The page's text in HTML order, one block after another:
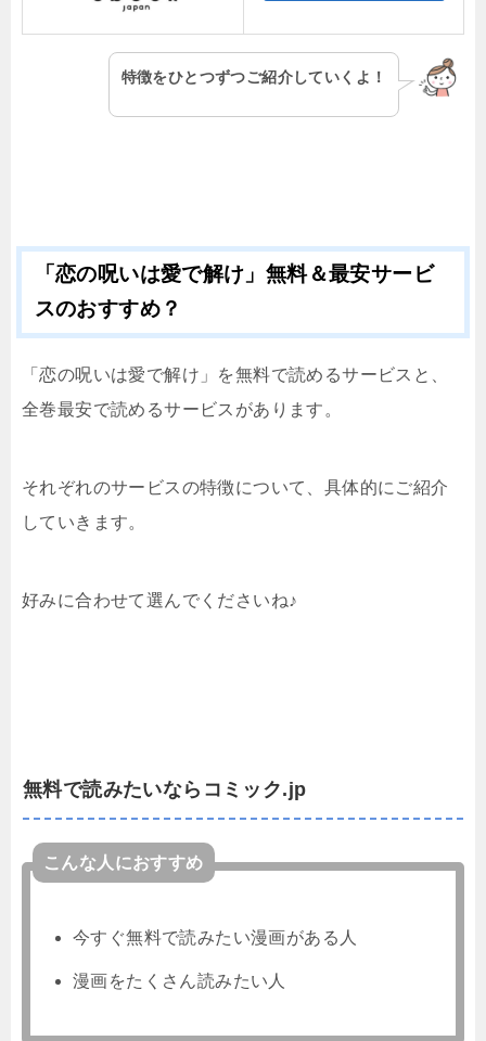
特徴をひとつずつご紹介していくよ！
「恋の呪いは愛で解け」無料＆最安サービ
スのおすすめ？
「恋の呪いは愛で解け」を無料で読めるサービスと、
全巻最安で読めるサービスがあります。
それぞれのサービスの特徴について、具体的にご紹介
していきます。
好みに合わせて選んでくださいね♪
無料で読みたいならコミック.jp
こんな人におすすめ
今すぐ無料で読みたい漫画がある人
漫画をたくさん読みたい人